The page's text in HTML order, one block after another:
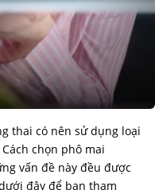
thai có nên sử dụng loại
chọn phô mai
vấn đề này đều được
đây để bạn tham